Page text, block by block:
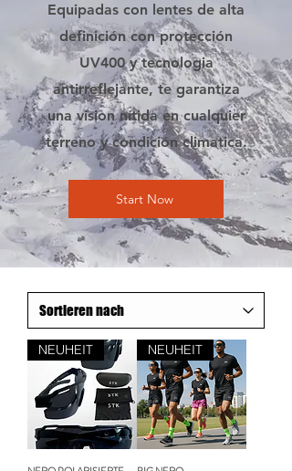
Equipadas con lentes de alta
definición con protección
UV400 y tecnologia
antirreflejante, te garantiza
una vision nítida en cualquier
terreno y condición climatica.
Start Now
NEUHEIT NEUHEIT